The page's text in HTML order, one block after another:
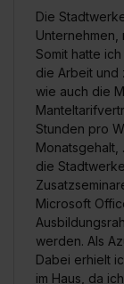
Die
Unternehmen,
Somit hatte
die Arbeit und
wie auch die
Stunden pro
Monatsgehalt,
die
Microsoft
werden. Als
Dabei erhielt
im Haus, da